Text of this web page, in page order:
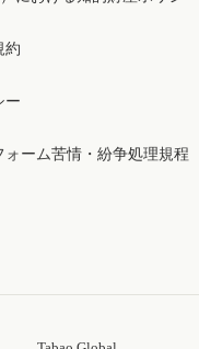
約
ー
ォーム苦情・紛争処理規程